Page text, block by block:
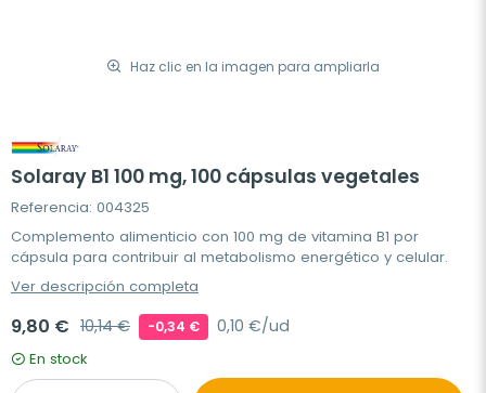
Haz clic en la imagen para ampliarla
Solaray B1 100 mg, 100 cápsulas vegetales
Referencia: 004325
Complemento alimenticio con 100 mg de vitamina B1 por
cápsula para contribuir al metabolismo energético y celular.
Ver descripción completa
9,80 € 10,14 € -0,34 € 0,10 €/ud
En stock